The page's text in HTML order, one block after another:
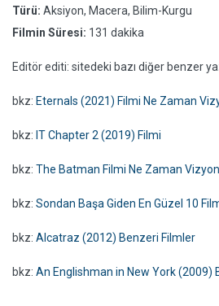
Türü: Aksiyon, Macera, Bilim-Kurgu
Filmin Süresi: 131 dakika
Editör editi: sitedeki bazı diğer benzer
bkz: Eternals (2021) Filmi Ne Zaman
bkz: IT Chapter 2 (2019) Filmi
bkz: The Batman Filmi Ne Zaman
bkz: Sondan Başa Giden En Güzel 10
bkz: Alcatraz (2012) Benzeri Filmler
bkz: An Englishman in New York (2009)